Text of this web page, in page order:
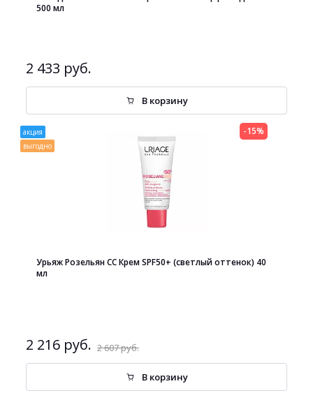
500 мл
2 433 руб.
В корзину
акция
выгодно
Урьяж Розельян СС Крем SPF50+ (светлый оттенок) 40
мл
2 216 руб. 2 607 руб.
-15%
В корзину